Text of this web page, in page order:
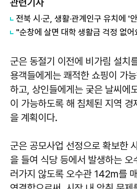
관련기사
전북 시·군, 생활·관계인구 유치에 '
"순창에 살면 대학 생활금 걱정 없어
군은 동절기 이전에 비가림 설치
용객들에게는 쾌적한 쇼핑이 가
하고, 상인들에게는 궂은 날씨에
이 가능하도록 해 침체된 지역 경
을 계획이다.
군은 공모사업 선정으로 확보한
을 들여 식당 등에서 발생하는 오
러가지 않도록 오수관 142m를